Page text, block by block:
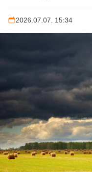
2026.07.07. 15:34